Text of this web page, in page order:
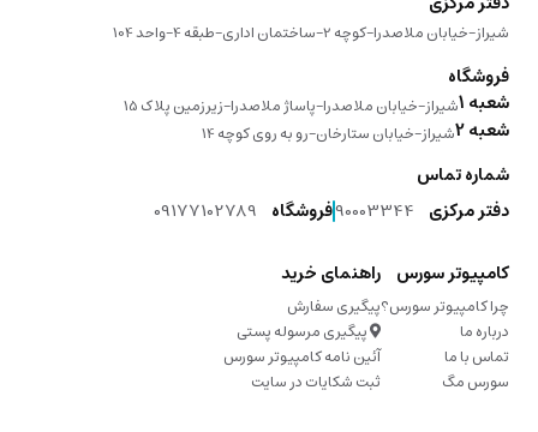
شیراز-خیابان ملاصدرا-کوچه 2-ساختمان اداری-طبقه 4-واحد 104
فروشگاه
شعبه 1 شیراز-خیابان ملاصدرا-پاساژ ملاصدرا-زیرزمین پلاک 15
شعبه 2 شیراز-خیابان ستارخان-رو به روی کوچه 14
شماره تماس
دفتر مرکزی 90003344فروشگاه 09177102789
کامپیوتر سورس
چرا کامپیوتر سورس؟
درباره ما
تماس با ما
سورس مگ
راهنمای خرید
پیگیری سفارش
پیگیری مرسوله پستی
آئین نامه کامپیوتر سورس
ثبت شکایات در سایت